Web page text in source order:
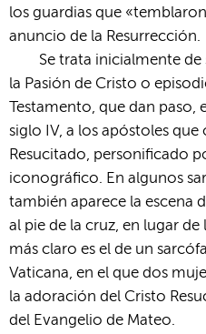
los guardias que
anuncio de la Resurrección.
Se trata inicialmente
la Pasión de Cristo o
Testamento, que dan
siglo IV, a los apóstoles
Resucitado, personificado
iconográfico. En algunos
también aparece la escena
al pie de la cruz, en lugar
más claro es el de un
Vaticana, en el que dos
la adoración del Cristo
del Evangelio de Mateo.